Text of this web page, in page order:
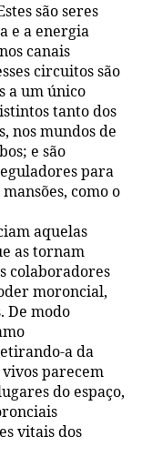
são seres
e a energia
canais
circuitos são
a um único
tanto dos
nos mundos de
e são
para
como o
aquelas
as tornam
colaboradores
moroncial,
De modo
a da
parecem
do espaço,
vitais dos